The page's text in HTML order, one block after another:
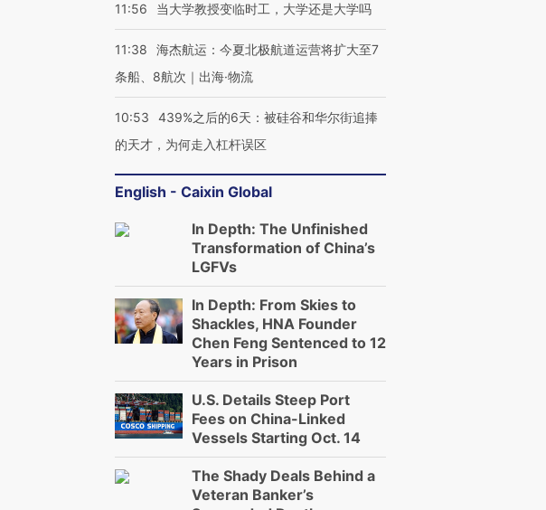
11:56 当大学教授变临时工，大学还是大学吗
11:38
海杰航运：今夏北极航道运营将扩大至7
条船、8航次｜出海·物流
10:53
439%之后的6天：被硅谷和华尔街追捧
的天才，为何走入杠杆误区
English - Caixin Global
In Depth: The Unfinished
Transformation of China’s
LGFVs
In Depth: From Skies to
Shackles, HNA Founder
Chen Feng Sentenced to 12
Years in Prison
U.S. Details Steep Port
Fees on China-Linked
Vessels Starting Oct. 14
The Shady Deals Behind a
Veteran Banker’s